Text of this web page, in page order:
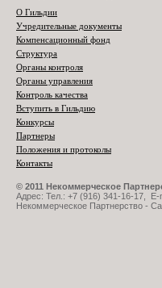
О Гильдии
Учредительные документы
Компенсационный фонд
Структура
Органы контроля
Органы управления
Контроль качества
Вступить в Гильдию
Конкурсы
Партнеры
Положения и протоколы
Контакты
© 2011 Некоммерческое
Адрес: Тел.: +7 (916) 341-16-17, E-
Некоммерческое Партнерство -